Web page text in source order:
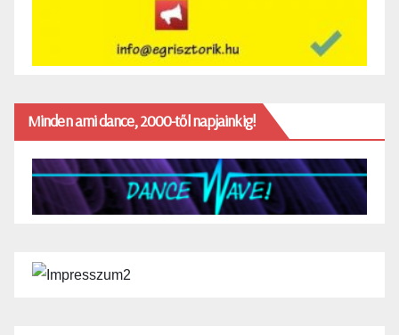
Minden ami dance, 2000-től napjainkig!